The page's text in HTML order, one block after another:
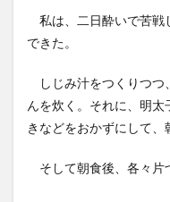
私は、二日酔いで苦戦
できた。
しじみ汁をつくりつつ
んを炊く。それに、明
きなどをおかずにして、
そして朝食後、各々片